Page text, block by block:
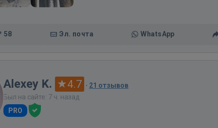
58 Эл. почта WhatsApp
Alexey K. 4.7 · 21 отзывов
Был на сайте: 7 ч. назад
PRO